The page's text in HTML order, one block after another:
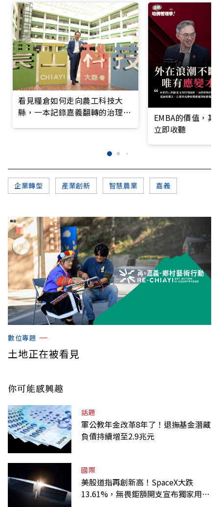
看見糧倉如何走向農工科技大
縣，一本記錄嘉義翻轉的治理實
EMBA的價值，
立即收聽
企業轉型 產業創新 智慧農業 嘉義
數位專題
土地正在被看見
你可能感興趣
話題
軍公教年金改革8年了！退撫基金潛藏
負債持續增至2.9兆元
國際
美股道指再創新高！SpaceX大跌
13.61%，無畏鉅額開支宣布獨家用輝